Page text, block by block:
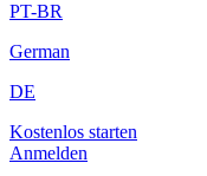
PT-BR
German
DE
Kostenlos starten
Anmelden